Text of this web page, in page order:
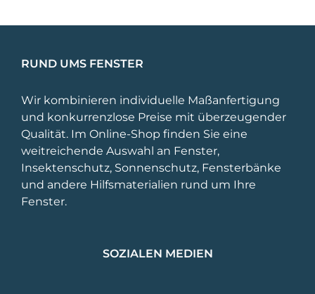
RUND UMS FENSTER
Wir kombinieren individuelle Maßanfertigung
und konkurrenzlose Preise mit überzeugender
Qualität. Im Online-Shop finden Sie eine
weitreichende Auswahl an Fenster,
Insektenschutz, Sonnenschutz, Fensterbänke
und andere Hilfsmaterialien rund um Ihre
Fenster.
SOZIALEN MEDIEN